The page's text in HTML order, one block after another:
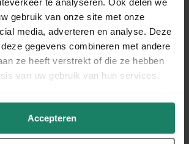
te analyseren. Ook delen we
gebruik van onze site met onze
media, adverteren en analyse. Deze
gegevens combineren met andere
ze heeft verstrekt of die ze hebben
van uw gebruik van hun services.
Accepteren